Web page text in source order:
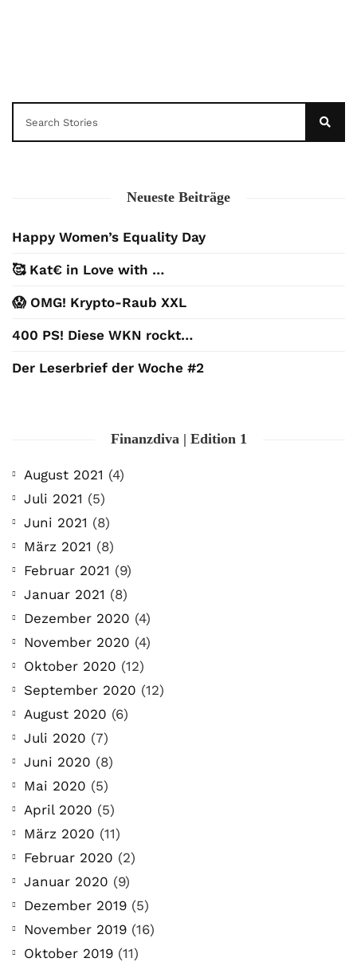
Neueste Beiträge
Happy Women’s Equality Day
🥰 Kat€ in Love with …
😱 OMG! Krypto-Raub XXL
400 PS! Diese WKN rockt…
Der Leserbrief der Woche #2
Finanzdiva | Edition 1
August 2021 (4)
Juli 2021 (5)
Juni 2021 (8)
März 2021 (8)
Februar 2021 (9)
Januar 2021 (8)
Dezember 2020 (4)
November 2020 (4)
Oktober 2020 (12)
September 2020 (12)
August 2020 (6)
Juli 2020 (7)
Juni 2020 (8)
Mai 2020 (5)
April 2020 (5)
März 2020 (11)
Februar 2020 (2)
Januar 2020 (9)
Dezember 2019 (5)
November 2019 (16)
Oktober 2019 (11)